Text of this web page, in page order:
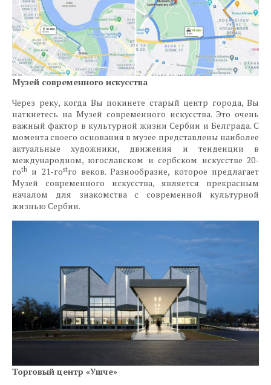
Музей современного искусства
Через реку, когда Вы покинете старый центр города, Вы
наткнетесь на Музей современного искусства. Это очень
важный фактор в культурной жизни Сербии и Белграда. С
момента своего основания в музее представлены наиболее
актуальные художники, движения и тенденции в
международном, югославском и сербском искусстве 20-
гоth и 21-гоstго веков. Разнообразие, которое предлагает
Музей современного искусства, является прекрасным
началом для знакомства с современной культурной
жизнью Сербии.
Торговый центр «Ушче»